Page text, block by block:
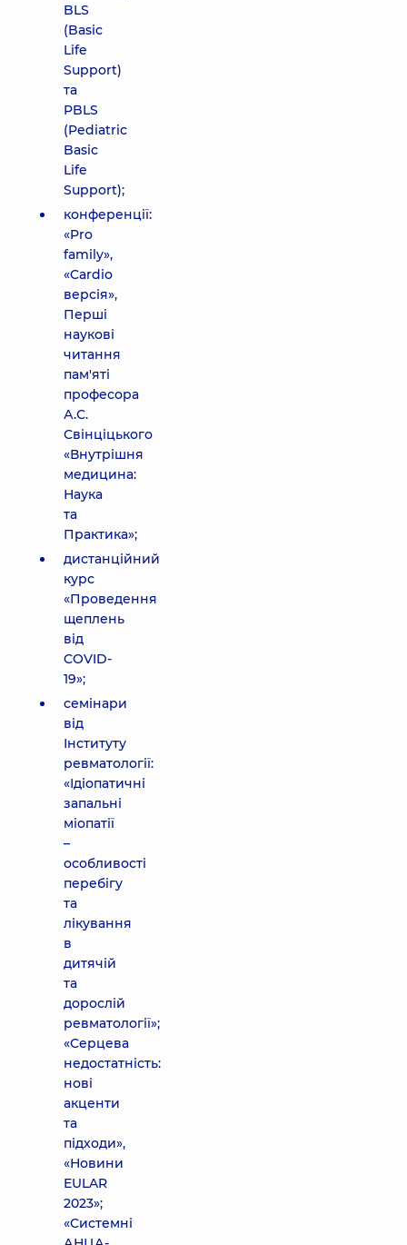
BLS
(Basic
Life
Support)
та
PBLS
(Pediatric
Basic
Life
Support);
конференції:
«Pro
family»,
«Cardio
версія»,
Перші
наукові
читання
пам'яті
професора
А.С.
Свінціцького
«Внутрішня
медицина:
Наука
та
Практика»;
дистанційний
курс
«Проведення
щеплень
від
COVID-
19»;
семінари
від
Інституту
ревматології:
«Ідіопатичні
запальні
міопатії
–
особливості
перебігу
та
лікування
в
дитячій
та
дорослій
ревматології»;
«Серцева
недостатність:
нові
акценти
та
підходи»,
«Новини
EULAR
2023»;
«Системні